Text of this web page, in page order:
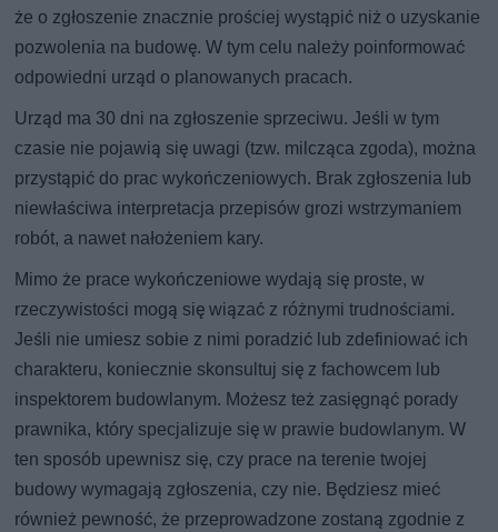
że o zgłoszenie znacznie prościej wystąpić niż o uzyskanie
pozwolenia na budowę. W tym celu należy poinformować
odpowiedni urząd o planowanych pracach.
Urząd ma 30 dni na zgłoszenie sprzeciwu. Jeśli w tym
czasie nie pojawią się uwagi (tzw. milcząca zgoda), można
przystąpić do prac wykończeniowych. Brak zgłoszenia lub
niewłaściwa interpretacja przepisów grozi wstrzymaniem
robót, a nawet nałożeniem kary.
Mimo że prace wykończeniowe wydają się proste, w
rzeczywistości mogą się wiązać z różnymi trudnościami.
Jeśli nie umiesz sobie z nimi poradzić lub zdefiniować ich
charakteru, koniecznie skonsultuj się z fachowcem lub
inspektorem budowlanym. Możesz też zasięgnąć porady
prawnika, który specjalizuje się w prawie budowlanym. W
ten sposób upewnisz się, czy prace na terenie twojej
budowy wymagają zgłoszenia, czy nie. Będziesz mieć
również pewność, że przeprowadzone zostaną zgodnie z